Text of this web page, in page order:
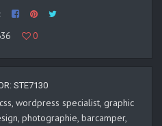
0
STE7130
wordpress specialist, graphic
photographie, barcamper,